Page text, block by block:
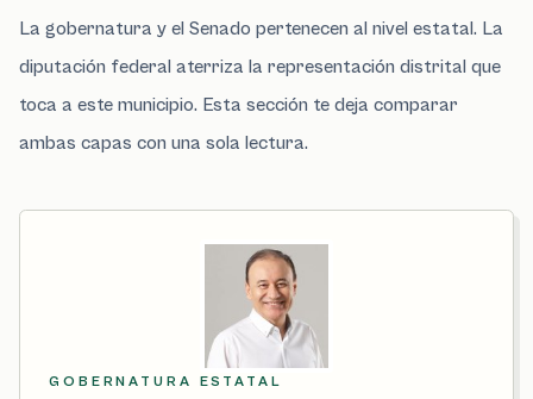
La gobernatura y el Senado pertenecen al nivel estatal. La
diputación federal aterriza la representación distrital que
toca a este municipio. Esta sección te deja comparar
ambas capas con una sola lectura.
GOBERNATURA ESTATAL